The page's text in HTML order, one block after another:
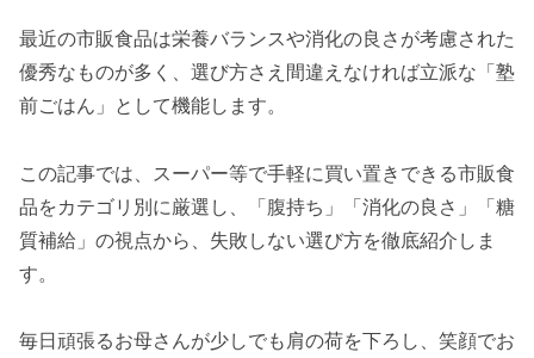
最近の市販食品は栄養バランスや消化の良さが考慮された
優秀なものが多く、選び方さえ間違えなければ立派な「塾
前ごはん」として機能します。
この記事では、スーパー等で手軽に買い置きできる市販食
品をカテゴリ別に厳選し、「腹持ち」「消化の良さ」「糖
質補給」の視点から、失敗しない選び方を徹底紹介しま
す。
毎日頑張るお母さんが少しでも肩の荷を下ろし、笑顔でお